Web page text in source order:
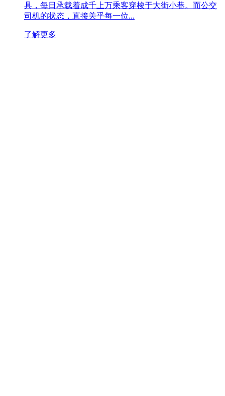
具，每日承载着成千上万乘客穿梭于大街小巷。而公交
司机的状态，直接关乎每一位...
了解更多